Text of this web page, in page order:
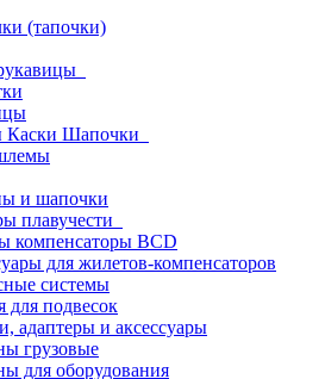
(тапочки)
Каски Шапочки
и шапочки
плавучести
компенсаторы BCD
для жилетов-компенсаторов
системы
для подвесок
адаптеры и аксессуары
грузовые
для оборудования